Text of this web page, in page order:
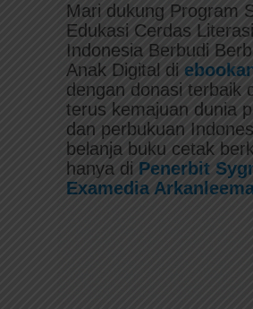
Mari dukung Program
Edukasi Cerdas
Indonesia Berbudi
Anak Digital di
dengan donasi terbaik
terus kemajuan dunia
dan perbukuan
belanja buku cetak
hanya di Penerbit
Examedia